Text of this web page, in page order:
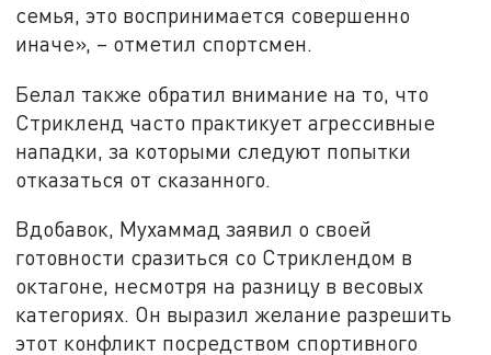
семья, это воспринимается совершенно
иначе», – отметил спортсмен.
Белал также обратил внимание на то, что
Стрикленд часто практикует агрессивные
нападки, за которыми следуют попытки
отказаться от сказанного.
Вдобавок, Мухаммад заявил о своей
готовности сразиться со Стриклендом в
октагоне, несмотря на разницу в весовых
категориях. Он выразил желание разрешить
этот конфликт посредством спортивного